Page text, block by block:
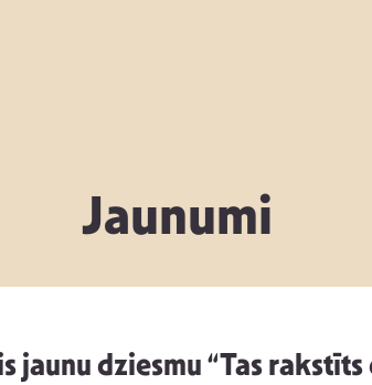
Jaunumi
dziesmu “Tas rakstīts